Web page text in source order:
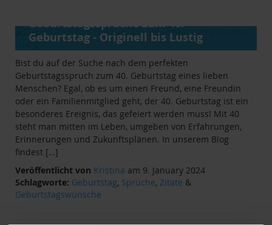
Geburtstagssprüche zum 40.
Geburtstag - Originell bis Lustig
Bist du auf der Suche nach dem perfekten
Geburtstagsspruch zum 40. Geburtstag eines lieben
Menschen? Egal, ob es um einen Freund, eine Freundin
oder ein Familienmitglied geht, der 40. Geburtstag ist ein
besonderes Ereignis, das gefeiert werden muss! Mit 40
steht man mitten im Leben, umgeben von Erfahrungen,
Erinnerungen und Zukunftsplänen. In unserem Blog
findest […]
Veröffentlicht von Kristina am 9. January 2024
Schlagworte: Geburtstag, Sprüche, Zitate &
Geburtstagswünsche